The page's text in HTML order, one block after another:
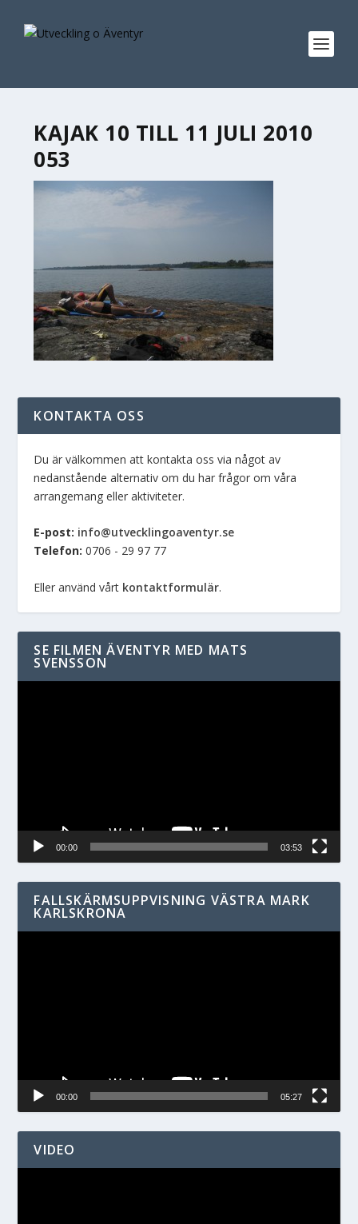
KAJAK 10 TILL 11 JULI 2010
053
KONTAKTA OSS
Du är välkommen att kontakta oss via något av
nedanstående alternativ om du har frågor om våra
arrangemang eller aktiviteter.
E-post: info@utvecklingoaventyr.se
Telefon: 0706 - 29 97 77
Eller använd vårt kontaktformulär.
SE FILMEN ÄVENTYR MED MATS
SVENSSON
00:00 03:53
FALLSKÄRMSUPPVISNING VÄSTRA MARK
KARLSKRONA
00:00 05:27
VIDEO